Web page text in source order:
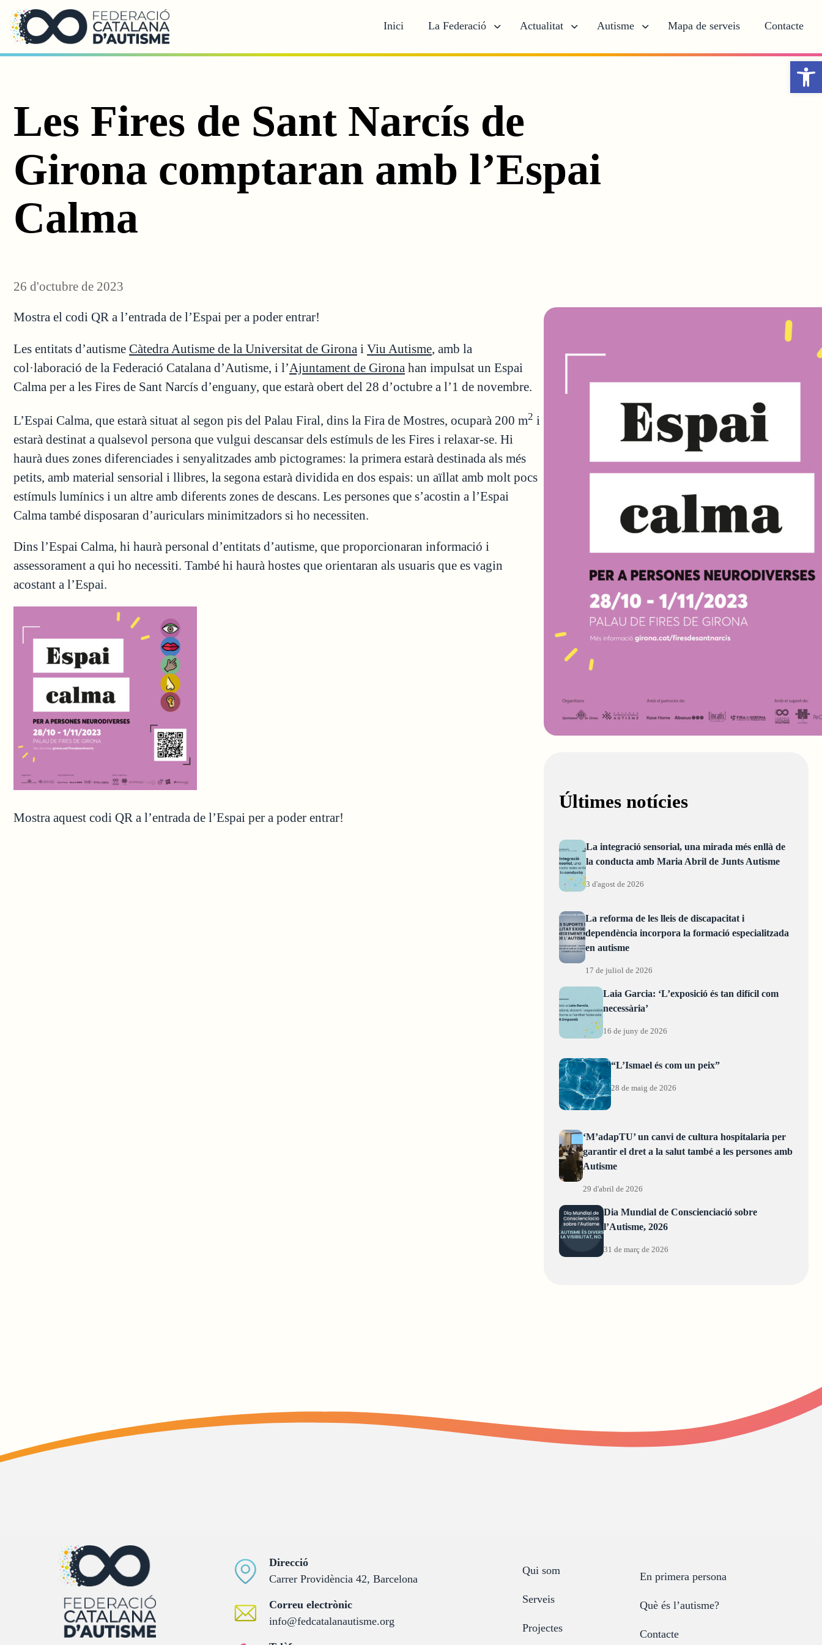
Saltar al contingut principal
Inici La Federació Actualitat Autisme Mapa de serveis Contacte
Les Fires de Sant Narcís de
Girona comptaran amb l’Espai
Calma
26 d'octubre de 2023
Mostra el codi QR a l’entrada de l’Espai per a poder entrar!
Les entitats d’autisme Càtedra Autisme de la Universitat de Girona i Viu Autisme, amb la
col·laboració de la Federació Catalana d’Autisme, i l’Ajuntament de Girona han impulsat un Espai
Calma per a les Fires de Sant Narcís d’enguany, que estarà obert del 28 d’octubre a l’1 de novembre.
L’Espai Calma, que estarà situat al segon pis del Palau Firal, dins la Fira de Mostres, ocuparà 200 m2 i
estarà destinat a qualsevol persona que vulgui descansar dels estímuls de les Fires i relaxar-se. Hi
haurà dues zones diferenciades i senyalitzades amb pictogrames: la primera estarà destinada als més
petits, amb material sensorial i llibres, la segona estarà dividida en dos espais: un aïllat amb molt pocs
estímuls lumínics i un altre amb diferents zones de descans. Les persones que s’acostin a l’Espai
Calma també disposaran d’auriculars minimitzadors si ho necessiten.
Dins l’Espai Calma, hi haurà personal d’entitats d’autisme, que proporcionaran informació i
assessorament a qui ho necessiti. També hi haurà hostes que orientaran als usuaris que es vagin
acostant a l’Espai.
Mostra aquest codi QR a l’entrada de l’Espai per a poder entrar!
Últimes notícies
La integració sensorial, una mirada més enllà de
la conducta amb Maria Abril de Junts Autisme
3 d'agost de 2026
La reforma de les lleis de discapacitat i
dependència incorpora la formació especialitzada
en autisme
17 de juliol de 2026
Laia Garcia: ‘L’exposició és tan difícil com
necessària’
16 de juny de 2026
“L’Ismael és com un peix”
28 de maig de 2026
‘M’adapTU’ un canvi de cultura hospitalaria per
garantir el dret a la salut també a les persones amb
Autisme
29 d'abril de 2026
Dia Mundial de Conscienciació sobre
l’Autisme, 2026
31 de març de 2026
Direcció:
Carrer Providència 42, Barcelona
Correu electrònic:
info@fedcatalanautisme.org
Qui som
Serveis
Projectes
En primera persona
Què és l’autisme?
Contacte